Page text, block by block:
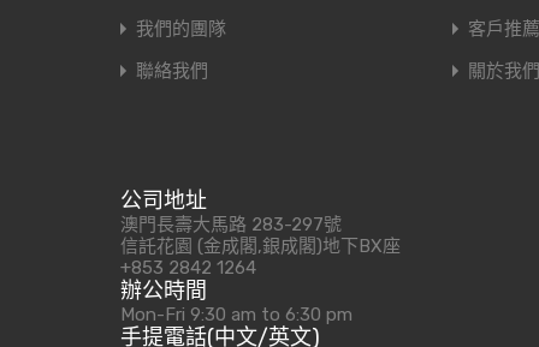
我們的團隊
客戶推薦
聯絡我們
關於我們
公司地址
澳門長壽大馬路 283-297號
信託花園 (金成閣,銀成閣)地下BX座
+853 2842 1264
辦公時間
Mon-Fri 9:30 am to 6:30 pm
手提電話(中文/英文)